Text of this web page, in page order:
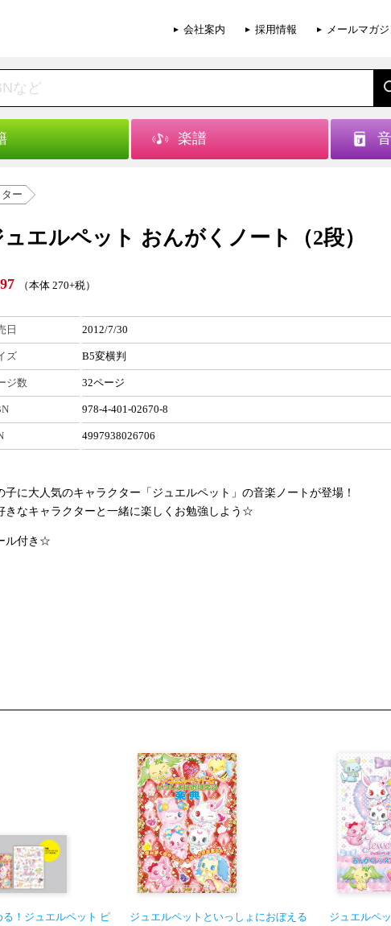
会社案内 採用情報 メールマガ
楽譜
ー
ュエルペット おんがくノート（2段）
（本体 270+税）
日 2012/7/30
ズ B5変横判
ジ数 32ページ
978-4-401-02670-8
4997938026706
子に大人気のキャラクター「ジュエルペット」の音楽ノートが登場！
きなキャラクターと一緒に楽しくお勉強しよう☆
ル付き☆
る！ジュエルペット ピ
ジュエルペットといっしょにおぼえる
ジュエルペ